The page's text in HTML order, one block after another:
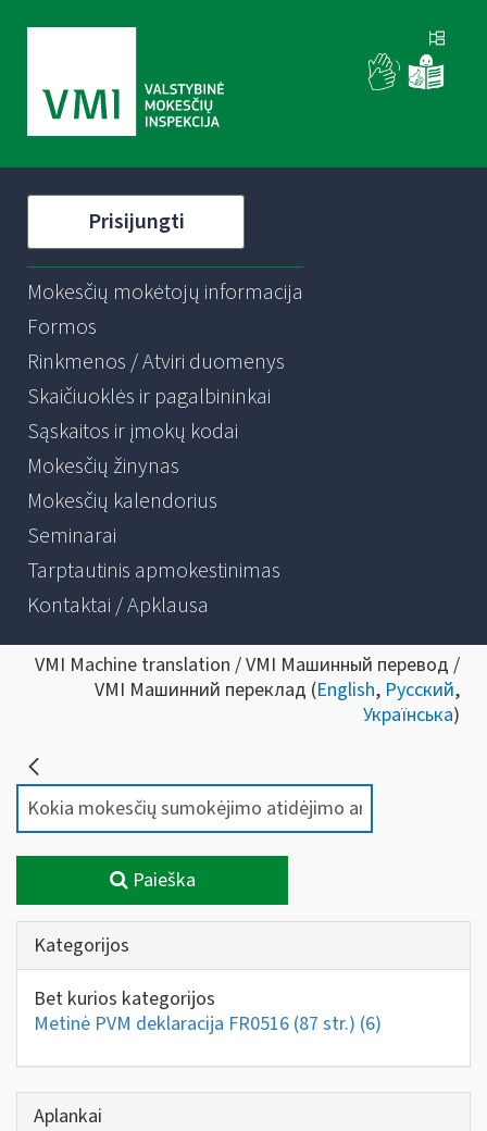
Prisijungti
Mokesčių mokėtojų informacija
Formos
Rinkmenos / Atviri duomenys
Skaičiuoklės ir pagalbininkai
Sąskaitos ir įmokų kodai
Mokesčių žinynas
Mokesčių kalendorius
Seminarai
Tarptautinis apmokestinimas
Kontaktai / Apklausa
VMI Machine translation / VMI Машинный перевод /
VMI Машинний переклад (English, Русский,
Українська)
Paieška
Kategorijos
Bet kurios kategorijos
Metinė PVM deklaracija FR0516 (87 str.) (6)
Aplankai